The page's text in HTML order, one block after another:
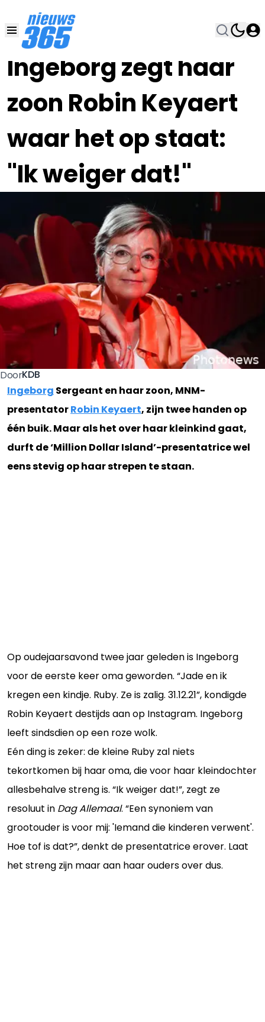
Ingeborg zegt haar
zoon Robin Keyaert
waar het op staat:
"Ik weiger dat!"
04 JUN 2023, 14:00
DoorKDB
Ingeborg Sergeant en haar zoon, MNM-
presentatorRobin Keyaert, zijn twee handen op
één buik. Maar als het over haar kleinkind gaat,
durft de ‘Million Dollar Island’-presentatrice wel
eens stevig op haar strepen te staan.
Op oudejaarsavond twee jaar geleden is Ingeborg
voor de eerste keer oma geworden. “Jade en ik
kregen een kindje. Ruby. Ze is zalig. 31.12.21”, kondigde
Robin Keyaert destijds aan op Instagram. Ingeborg
leeft sindsdien op een roze wolk.
Eén ding is zeker: de kleine Ruby zal niets
tekortkomen bij haar oma, die voor haar kleindochter
allesbehalve streng is. “Ik weiger dat!”, zegt ze
resoluut in Dag Allemaal. “Een synoniem van
grootouder is voor mij: 'Iemand die kinderen verwent'.
Hoe tof is dat?”, denkt de presentatrice erover. Laat
het streng zijn maar aan haar ouders over dus.